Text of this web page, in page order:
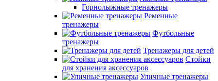
Горнолыжные тренажеры
Ременные
тренажеры
Футбольные
тренажеры
Тренажеры для детей
Стойки
для хранения аксессуаров
Уличные тренажеры